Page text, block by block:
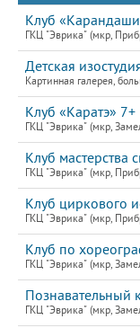
Клуб
ГКЦ "Эврика" (мкр,
Детская
Картинная галерея,
Клуб «Каратэ» 7+
ГКЦ "Эврика" (мкр,
Клуб мастерства
ГКЦ "Эврика" (мкр,
Клуб циркового
ГКЦ "Эврика" (мкр,
Клуб по
ГКЦ "Эврика" (мкр,
Познавательный
ГКЦ "Эврика" (мкр,